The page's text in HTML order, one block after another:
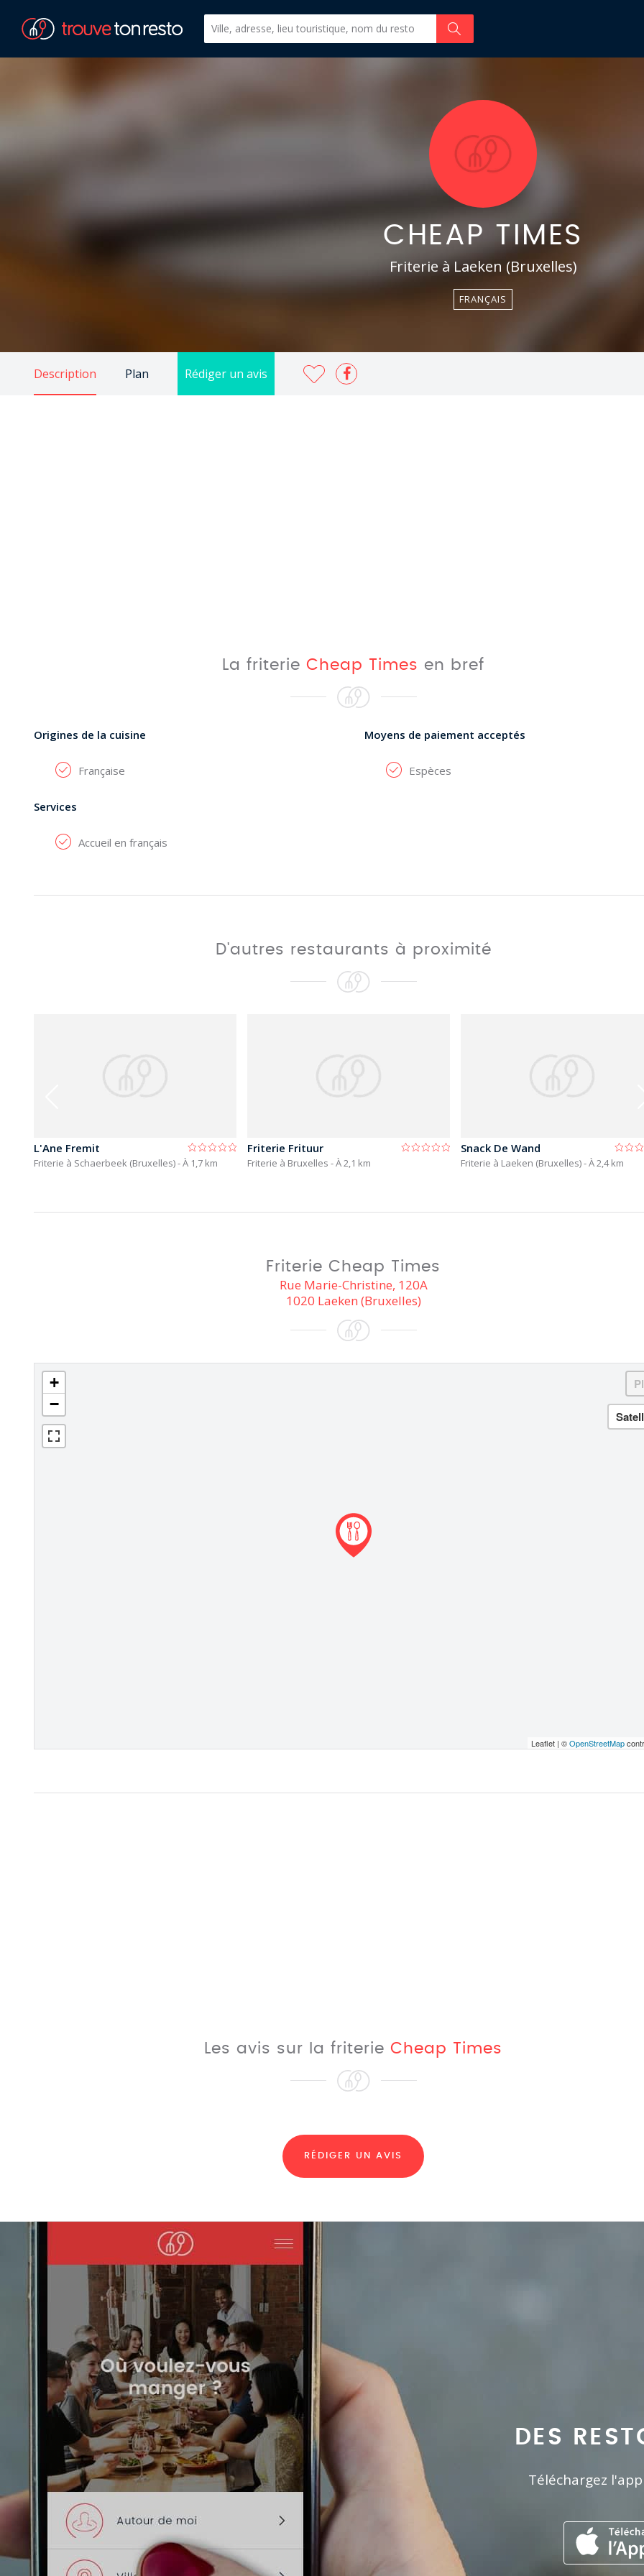
CHEAP TIMES
Friterie à Laeken (Bruxelles)
FRANÇAIS
Description Plan Rédiger un avis
La friterie Cheap Times en bref
Origines de la cuisine
Française
Moyens de paiement acceptés
Espèces
Services
Accueil en français
D'autres restaurants à proximité
L'Ane Fremit
Friterie à Schaerbeek (Bruxelles)- À 1,7 km
Friterie Frituur
Friterie à Bruxelles - À 2,1 km
Snack De Wand
Friterie à Laeken (Bruxelles)- À 2,4 km
Friterie Cheap Times
Rue Marie-Christine, 120A
1020 Laeken (Bruxelles)
+
−
Leaflet | ©OpenStreetMap
Les avis sur la friterie Cheap Times
RÉDIGER UN AVIS
DES
Téléchargez